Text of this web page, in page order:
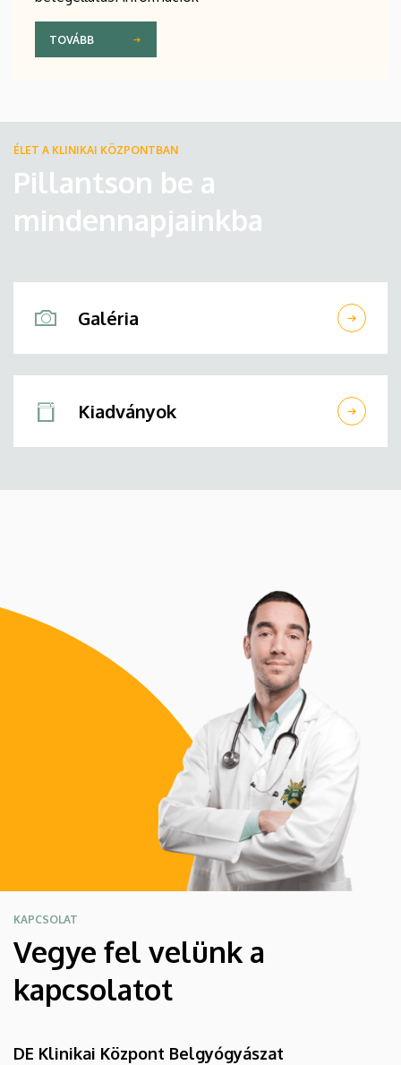
TOVÁBB
ÉLET A KLINIKAI KÖZPONTBAN
Pillantson be a
mindennapjainkba
Galéria
Kiadványok
KAPCSOLAT
Vegye fel velünk a
kapcsolatot
DE Klinikai Központ Belgyógyászat